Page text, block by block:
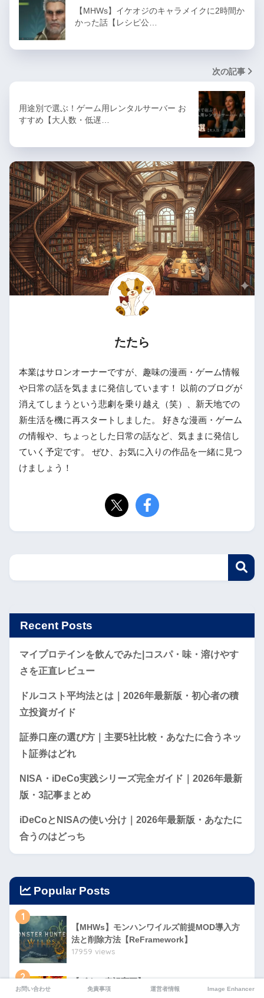
【MHWs】イケオジのキャラメイクに2時間か
かった話【レシピ公…
次の記事
用途別で選ぶ！ゲーム用レンタルサーバー お
すすめ【大人数・低遅…
たたら
本業はサロンオーナーですが、趣味の漫画・ゲーム情報
や日常の話を気ままに発信しています！ 以前のブログが
消えてしまうという悲劇を乗り越え（笑）、新天地での
新生活を機に再スタートしました。 好きな漫画・ゲーム
の情報や、ちょっとした日常の話など、気ままに発信し
ていく予定です。 ぜひ、お気に入りの作品を一緒に見つ
けましょう！
Recent Posts
マイプロテインを飲んでみた|コスパ・味・溶けやす
さを正直レビュー
ドルコスト平均法とは｜2026年最新版・初心者の積
立投資ガイド
証券口座の選び方｜主要5社比較・あなたに合うネッ
ト証券はどれ
NISA・iDeCo実践シリーズ完全ガイド｜2026年最新
版・3記事まとめ
iDeCoとNISAの使い分け｜2026年最新版・あなたに
合うのはどっち
Popular Posts
1
【MHWs】モンハンワイルズ前提MOD導入方
法と削除方法【ReFramework】
17959 views
2
【ボタン表記変更】Apex Legends(Steam
版)PS表記への変更方法【2026/04/シーズン
お問い合わせ 免責事項 運営者情報 Image Enhancer